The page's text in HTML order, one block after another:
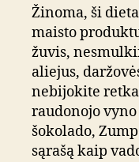
Žinoma, ši
maisto
žuvis,
aliejus,
nebijokite
raudonojo
šokolado,
sąrašą kaip